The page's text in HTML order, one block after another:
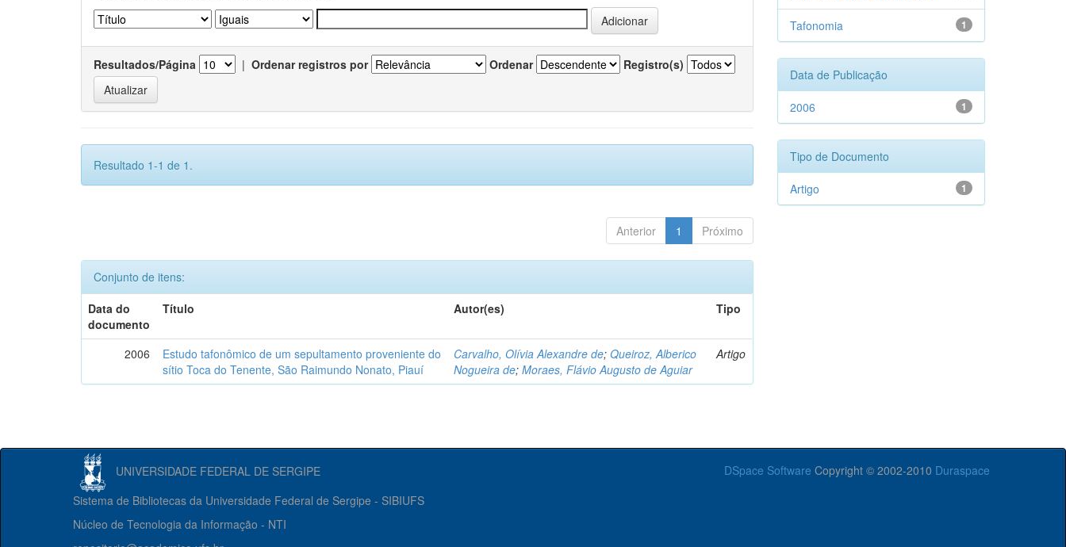
Resultados/Página | Ordenar registros por Ordenar Registro(s)
Resultado 1-1 de 1.
Anterior 1 Próximo
Conjunto de itens:
Data do
documento
Título Autor(es) Tipo
2006
Estudo tafonômico de um sepultamento proveniente do
sítio Toca do Tenente, São Raimundo Nonato, Piauí
Carvalho, Olívia Alexandre de;Queiroz, Alberico
Nogueira de;Moraes, Flávio Augusto de Aguiar
Artigo
1
Tafonomia
Data de Publicação
1
2006
Tipo de Documento
1
Artigo
UNIVERSIDADE FEDERAL DE SERGIPE DSpace Software Copyright © 2002-2010 Duraspace
Sistema de Bibliotecas da Universidade Federal de Sergipe - SIBIUFS
Núcleo de Tecnologia da Informação - NTI